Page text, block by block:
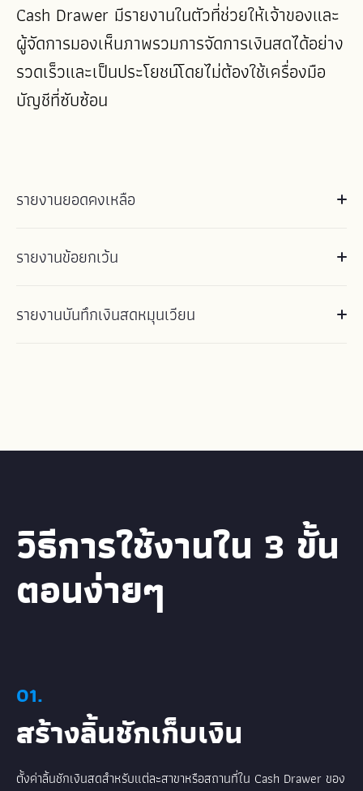
Cash Drawer มีรายงานในตัวที่ช่วยให้เจ้าของและ
ผู้จัดการมองเห็นภาพรวมการจัดการเงินสดได้อย่าง
รวดเร็วและเป็นประโยชน์โดยไม่ต้องใช้เครื่องมือ
บัญชีที่ซับซ้อน
รายงานยอดคงเหลือ
ตรวจสอบเมื่อสิ้นวันและเปรียบเทียบการทำงานในแต่ละกะได้อย่าง
รายงานข้อยกเว้น
รวดเร็ว เพื่อให้สามารถตรวจสอบและแก้ไขปัญหาได้ตั้งแต่เนิ่นๆ
รายงานบันทึกเงินสดหมุนเวียน
วิธีการใช้งานใน 3 ขั้น
ตอนง่ายๆ
01.
สร้างลิ้นชักเก็บเงิน
ตั้งค่าลิ้นชักเงินสดสำหรับแต่ละสาขาหรือสถานที่ใน Cash Drawer ของ